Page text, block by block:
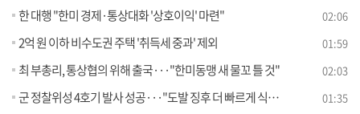
한 대행 "한미 경제·통상대화 '상호이익' 마련" 02:06
2억 원 이하 비수도권 주택 '취득세 중과' 제외 01:59
최 부총리, 통상협의 위해 출국···"한미동맹 새 물꼬 틀 것" 02:03
군 정찰위성 4호기 발사 성공···"도발 징후 더 빠르게 식별" 01:35